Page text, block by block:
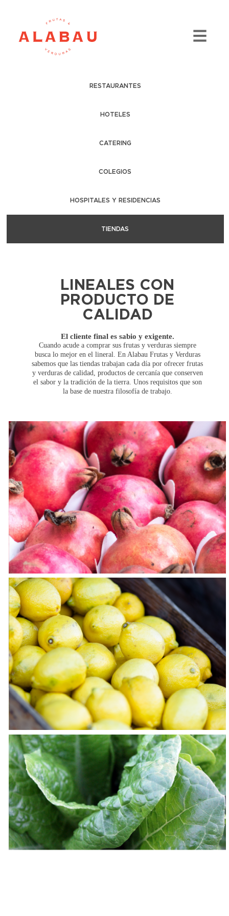
RESTAURANTES
HOTELES
CATERING
COLEGIOS
HOSPITALES Y RESIDENCIAS
TIENDAS
LINEALES CON
PRODUCTO DE
CALIDAD
El cliente final es sabio y exigente.
Cuando acude a comprar sus frutas y verduras siempre
busca lo mejor en el lineral. En Alabau Frutas y Verduras
sabemos que las tiendas trabajan cada día por ofrecer frutas
y verduras de calidad, productos de cercanía que conserven
el sabor y la tradición de la tierra. Unos requisitos que son
la base de nuestra filosofía de trabajo.